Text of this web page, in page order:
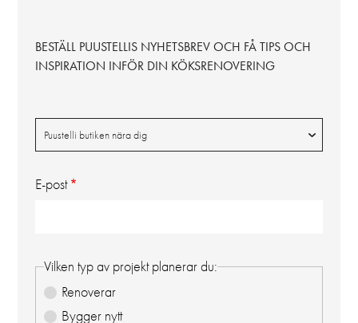
BESTÄLL PUUSTELLIS NYHETSBREV OCH FÅ TIPS OCH
INSPIRATION INFÖR DIN KÖKSRENOVERING
Puustelli butiken nära dig
E-post
Vilken typ av projekt planerar du:
Renoverar
Bygger nytt